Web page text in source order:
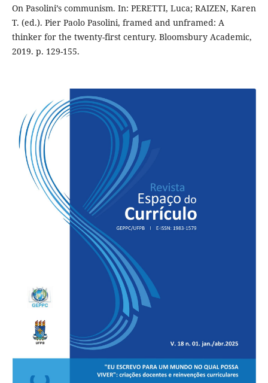
On Pasolini’s communism. In: PERETTI, Luca; RAIZEN, Karen
T. (ed.). Pier Paolo Pasolini, framed and unframed: A
thinker for the twenty-first century. Bloomsbury Academic,
2019. p. 129-155.